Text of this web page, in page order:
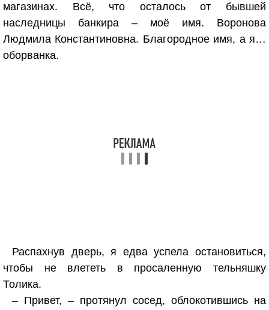
магазинах. Всё, что осталось от бывшей
наследницы банкира – моё имя. Воронова
Людмила Константиновна. Благородное имя, а я…
оборванка.
Распахнув дверь, я едва успела остановиться,
чтобы не влететь в просаленную тельняшку
Толика.
– Привет, – протянул сосед, облокотившись на